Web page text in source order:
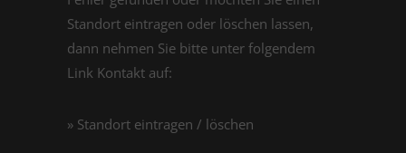
Standort eintragen oder löschen lassen,
dann nehmen Sie bitte unter folgendem
Link Kontakt auf:
» Standort eintragen / löschen